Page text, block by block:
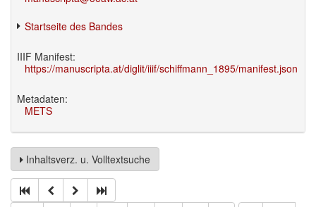
Startseite des Bandes
IIIF Manifest:
https://manuscripta.at/diglit/iiif/schiffmann_1895/manifest.json
Metadaten:
METS
Inhaltsverz. u. Volltextsuche